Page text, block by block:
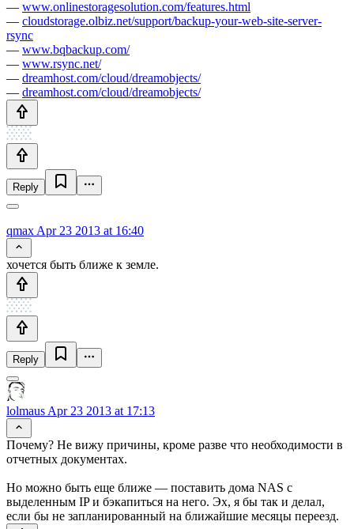
— www.onlinestoragesolution.com/features.html
— cloudstorage.olbiz.net/support/backup-your-web-site-server-
rsync
— www.bqbackup.com/
— www.rsync.net/
— dreamhost.com/cloud/dreamobjects/
— dreamhost.com/cloud/dreamobjects/
Reply
qmax Apr 23 2013 at 16:40
хочется быть ближе к земле.
Reply
lolmaus Apr 23 2013 at 17:13
Почему? Не вижу причины, кроме разве что необходимости в
отчетных документах.
Но можно быть еще ближе — поставить дома NAS с
выделенным IP и бэкапиться на него. Эх, я бы так и делал,
если бы не запланированный на ближайшие месяцы переезд.